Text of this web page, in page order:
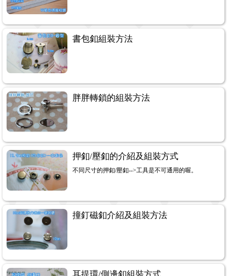
書包釦組裝方法
胖胖轉鎖的組裝方法
押釦/壓釦的介紹及組裝方式
不同尺寸的押釦/壓釦-->工具是不可通用的喔。
撞釘磁釦介紹及組裝方法